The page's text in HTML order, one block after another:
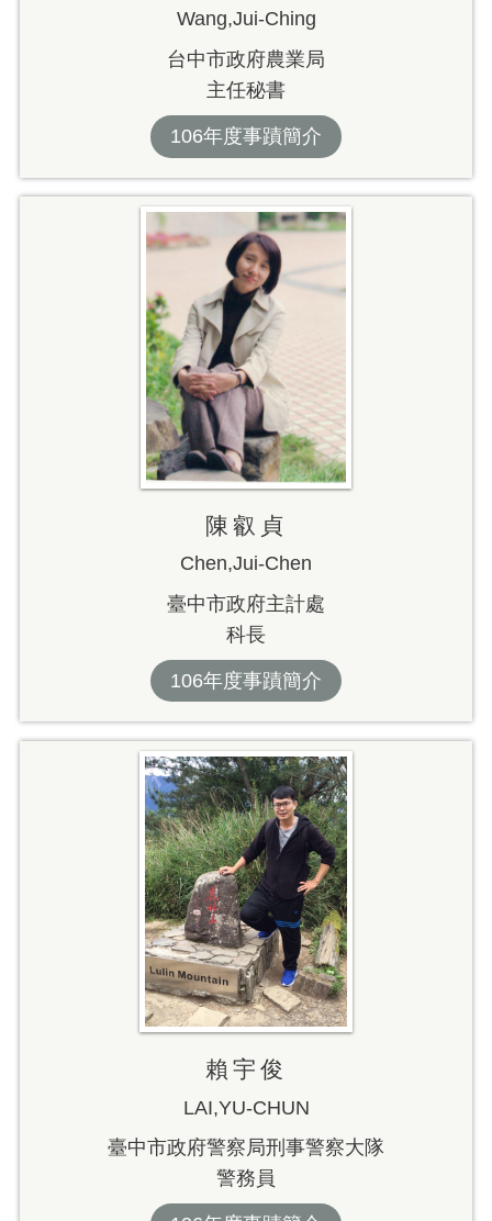
Wang,Jui-Ching
台中市政府農業局
主任秘書
106年度事蹟簡介
陳叡貞
Chen,Jui-Chen
臺中市政府主計處
科長
106年度事蹟簡介
賴宇俊
LAI,YU-CHUN
臺中市政府警察局刑事警察大隊
警務員